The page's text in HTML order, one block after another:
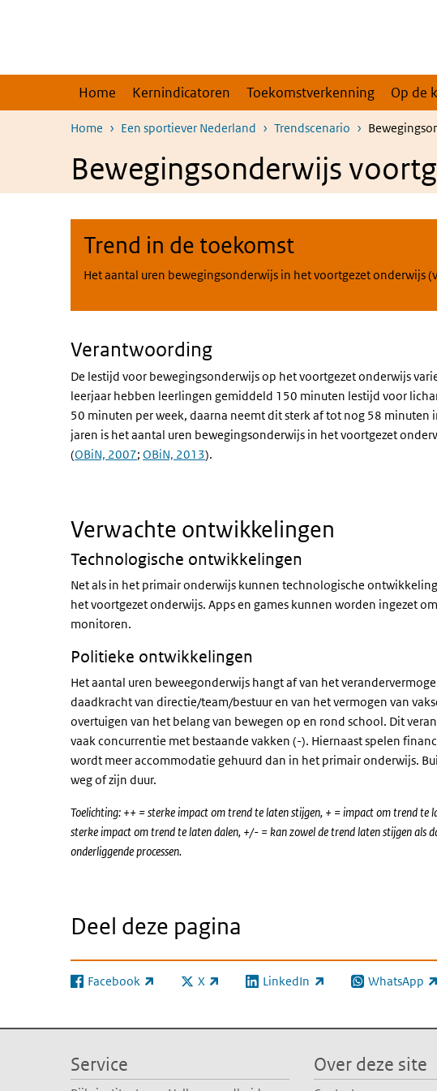
Home Kernindicatoren Toekomstverkenning Op de
Home Een sportiever Nederland Trendscenario
Bewegingsonderwijs
Trend in de toekomst
Het aantal uren bewegingsonderwijs in het voortgezet onderwijs
Verantwoording
De lestijd voor bewegingsonderwijs op het voortgezet onderwijs
leerjaar hebben leerlingen gemiddeld 150 minuten lestijd voor
50 minuten per week, daarna neemt dit sterk af tot nog 58 minuten
jaren is het aantal uren bewegingsonderwijs in het voortgezet
(OBiN, 2007; OBiN, 2013).
Verwachte ontwikkelingen
Technologische ontwikkelingen
Net als in het primair onderwijs kunnen technologische
het voortgezet onderwijs. Apps en games kunnen worden ingezet
monitoren.
Politieke ontwikkelingen
Het aantal uren beweegonderwijs hangt af van het
daadkracht van directie/team/bestuur en van het vermogen van
overtuigen van het belang van bewegen op en rond school. Dit
vaak concurrentie met bestaande vakken (-). Hiernaast spelen
wordt meer accommodatie gehuurd dan in het primair onderwijs.
weg of zijn duur.
Toelichting: ++ = sterke impact om trend te laten stijgen, + = impact om trend
sterke impact om trend te laten dalen, +/- = kan zowel de trend laten stijgen als
onderliggende processen.
Deel deze pagina
Facebook
(externe link) X
(externe link) LinkedIn
(externe link) WhatsApp
(externe link)
Service Over deze site